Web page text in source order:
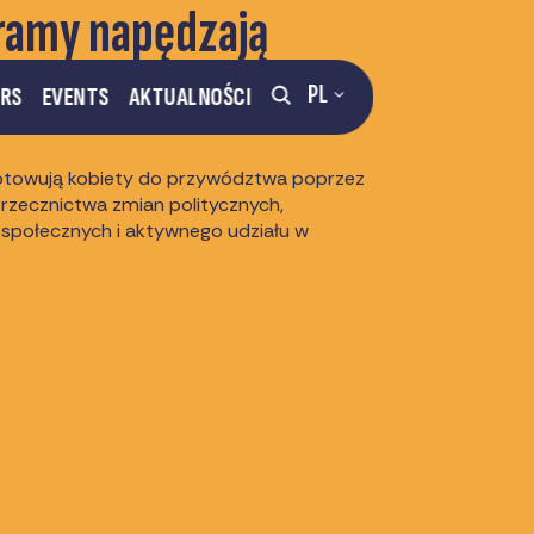
PL
EVENTS AKTUALNOŚCI
napędzają
kobiety do przywództwa poprzez
zmian politycznych,
i aktywnego udziału w